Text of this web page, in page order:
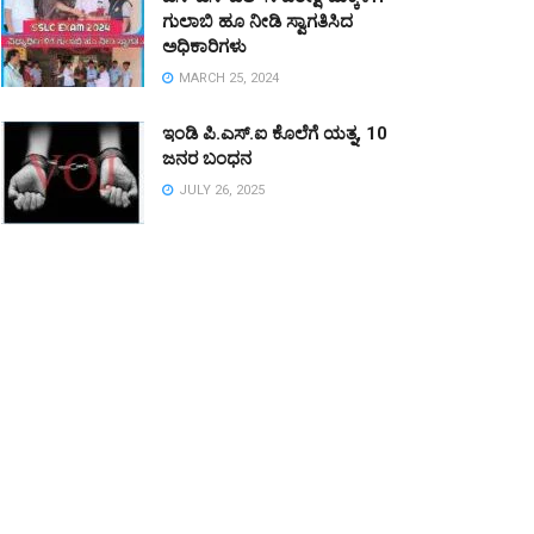
ಗುಲಾಬಿ ಹೂ ನೀಡಿ ಸ್ವಾಗತಿಸಿದ
ಅಧಿಕಾರಿಗಳು
MARCH 25, 2024
ಇಂಡಿ ಪಿ.ಎಸ್.ಐ ಕೊಲೆಗೆ ಯತ್ನ, 10
ಜನರ ಬಂಧನ
JULY 26, 2025